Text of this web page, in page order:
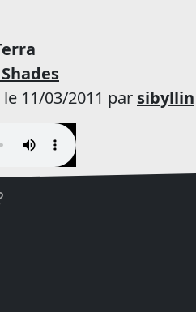
11/03/2011 par sibyllin